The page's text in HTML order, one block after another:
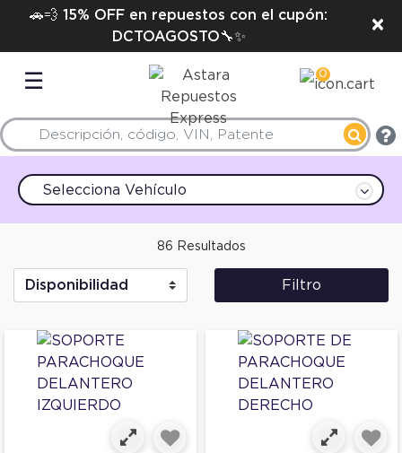
🚗💨 15% OFF en repuestos con el cupón:
DCTOAGOSTO🔧✨
×
☰ 0
Selecciona Vehículo
86 Resultados
Filtro